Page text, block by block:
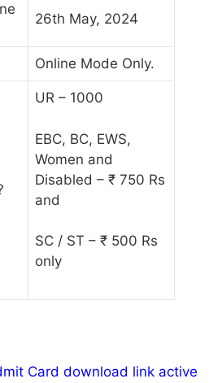
26th May, 2024
Online Mode Only.
UR – 1000
EBC, BC, EWS,
Women and
Disabled – ₹ 750 Rs
and
SC / ST – ₹ 500 Rs
only
Card download link active